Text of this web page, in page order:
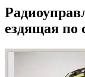
ездящая по